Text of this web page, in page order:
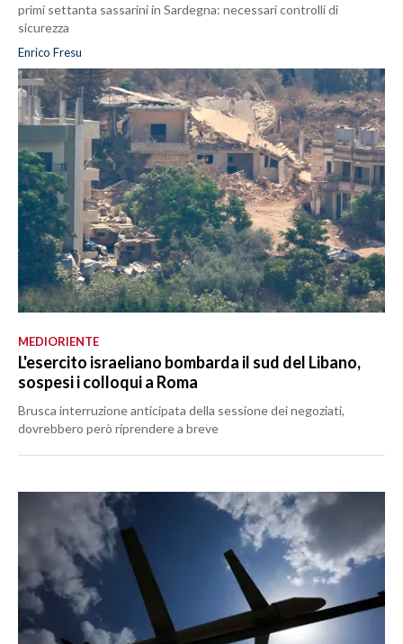
primi settanta sassarini in Sardegna: necessari controlli di
sicurezza
Enrico Fresu
MEDIORIENTE
L'esercito israeliano bombarda il sud del Libano,
sospesi i colloqui a Roma
Brusca interruzione anticipata della sessione dei negoziati,
dovrebbero però riprendere a breve